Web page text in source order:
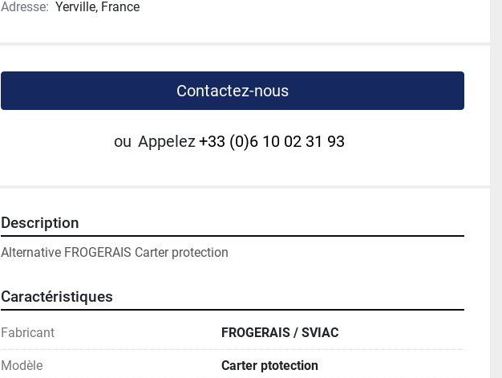
Adresse: Yerville, France
Contactez-nous
ou Appelez+33 (0)6 10 02 31 93
Description
Alternative FROGERAIS Carter protection
Caractéristiques
Fabricant FROGERAIS / SVIAC
Modèle Carter ptotection